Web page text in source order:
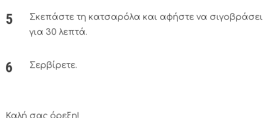
Σκεπάστε τη κατσαρόλα και αφήστε να σιγοβράσει
για 30 λεπτά.
Σερβίρετε.
Καλή σας όρεξη!